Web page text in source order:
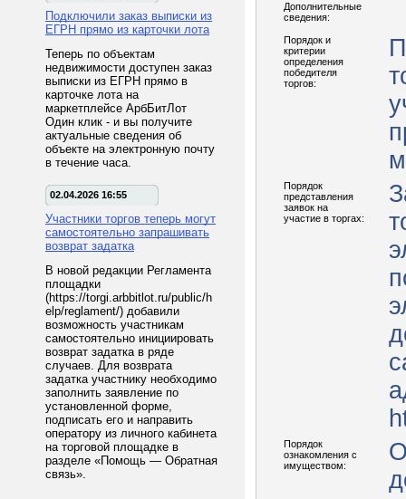
Подключили заказ выписки из
ЕГРН прямо из карточки лота
Теперь по объектам
недвижимости доступен заказ
выписки из ЕГРН прямо в
карточке лота на
маркетплейсе АрбБитЛот
Один клик - и вы получите
актуальные сведения об
объекте на электронную почту
в течение часа.
02.04.2026 16:55
Участники торгов теперь могут
самостоятельно запрашивать
возврат задатка
В новой редакции Регламента
площадки
(https://torgi.arbbitlot.ru/public/h
elp/reglament/) добавили
возможность участникам
самостоятельно инициировать
возврат задатка в ряде
случаев. Для возврата
задатка участнику необходимо
заполнить заявление по
установленной форме,
подписать его и направить
оператору из личного кабинета
на торговой площадке в
разделе «Помощь — Обратная
связь».
Дополнительные
сведения:
Порядок и
критерии
определения
победителя
торгов:
Порядок
представления
заявок на
участие в торгах:
Порядок
ознакомления с
имуществом: